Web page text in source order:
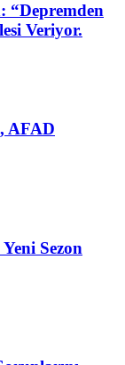
“Depremden
Veriyor.
AFAD
Sezon